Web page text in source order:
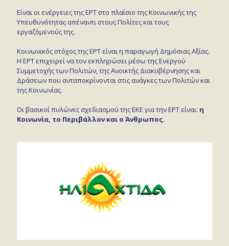
Είναι οι ενέργειες της ΕΡΤ στο πλαίσιο της Κοινωνικής της
Υπευθυνότητας απέναντι στους Πολίτες και τους
εργαζόμενούς της.
Κοινωνικός στόχος της ΕΡΤ είναι η παραγωγή Δημόσιας Αξίας.
Η ΕΡΤ επιχειρεί να τον εκπληρώσει μέσω της Ενεργού
Συμμετοχής των Πολιτών, της Ανοικτής Διακυβέρνησης και
Δράσεων που ανταποκρίνονται στις ανάγκες των Πολιτών και
της Κοινωνίας.
Οι βασικοί πυλώνες σχεδιασμού της ΕΚΕ για την ΕΡΤ είναι: η
Κοινωνία, το Περιβάλλον και ο Άνθρωπος.